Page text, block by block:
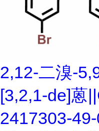
2,12-二溴-
[3,2,1-de]蒽
2417303-